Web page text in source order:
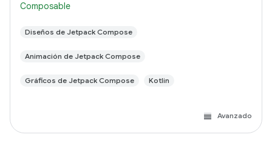
Composable
Diseños de Jetpack Compose
Animación de Jetpack Compose
Gráficos de Jetpack Compose Kotlin
Avanzado